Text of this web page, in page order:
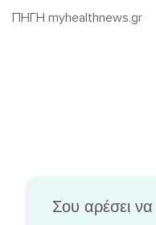
ΠΗΓΗ myhealthnews.gr
Σου αρέσει να